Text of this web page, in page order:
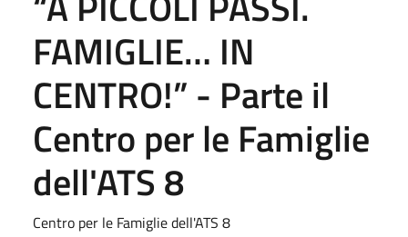
FAMIGLIE… IN
CENTRO!” - Parte il
Centro per le Famiglie
dell'ATS 8
Centro per le Famiglie dell'ATS 8